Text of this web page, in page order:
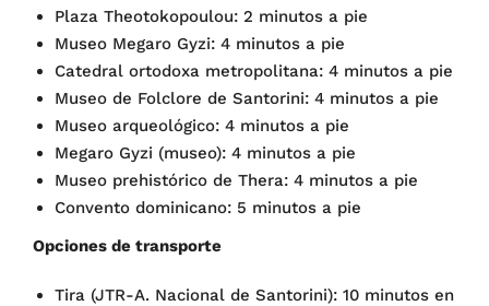
Plaza Theotokopoulou: 2 minutos a pie
Museo Megaro Gyzi: 4 minutos a pie
Catedral ortodoxa metropolitana: 4 minutos a pie
Museo de Folclore de Santorini: 4 minutos a pie
Museo arqueológico: 4 minutos a pie
Megaro Gyzi (museo): 4 minutos a pie
Museo prehistórico de Thera: 4 minutos a pie
Convento dominicano: 5 minutos a pie
Opciones de transporte
Tira (JTR-A. Nacional de Santorini): 10 minutos en